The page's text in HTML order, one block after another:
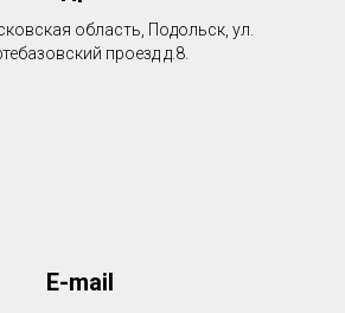
область, Подольск, ул.
проезд д.8.
E-mail